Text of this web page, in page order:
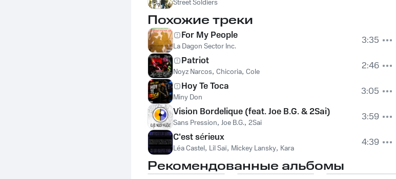
Street Soldiers
Похожие треки
For My People
La Dagon Sector Inc.
3:35
Patriot
Noyz Narcos, Chicoria, Cole
2:46
Hoy Te Toca
Miny Don
3:05
Vision Bordelique (feat. Joe B.G. & 2Sai)
Sans Pression, Joe B.G., 2Sai
3:59
C'est sérieux
Léa Castel, Lil Saï, Mickey Lansky, Kara 4:39
Рекомендованные альбомы